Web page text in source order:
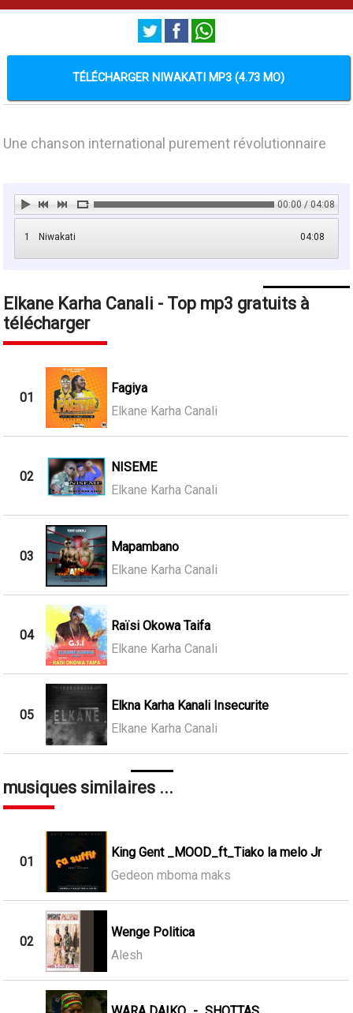
TÉLÉCHARGER NIWAKATI MP3 (4.73 MO)
Une chanson international purement révolutionnaire
00:00 / 04:08
1 04:08
Niwakati
Elkane Karha Canali - Top mp3 gratuits à
télécharger
01
Fagiya
Elkane Karha Canali
02
NISEME
Elkane Karha Canali
03
Mapambano
Elkane Karha Canali
04
Raïsi Okowa Taifa
Elkane Karha Canali
05
Elkna Karha Kanali Insecurite
Elkane Karha Canali
musiques similaires ...
01
King Gent _MOOD_ft_Tiako la melo Jr
Gedeon mboma maks
02
Wenge Politica
Alesh